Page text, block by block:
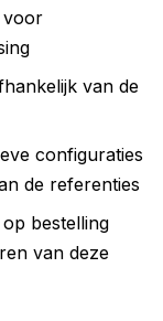
voor
van de
configuraties
de referenties
bestelling
van deze